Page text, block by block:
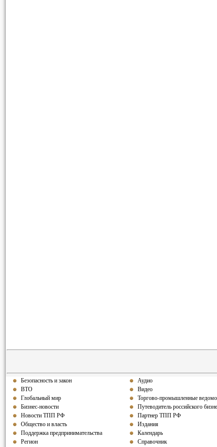
Безопасность и закон
ВТО
Глобальный мир
Бизнес-новости
Новости ТПП РФ
Общество и власть
Поддержка предпринимательства
Регион
Аудио
Видео
Торгово-промышленные
Путеводитель российского
Партнер ТПП РФ
Издания
Календарь
Справочник